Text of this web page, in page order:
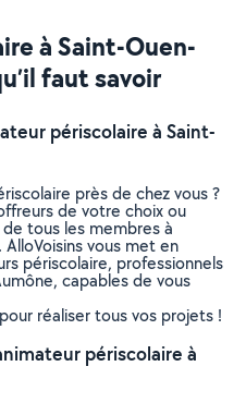
à Saint-Ouen-
faut savoir
périscolaire à Saint-
près de chez vous ?
de votre choix ou
tous les membres à
vous met en
périscolaire, professionnels
capables de vous
réaliser tous vos projets !
périscolaire à